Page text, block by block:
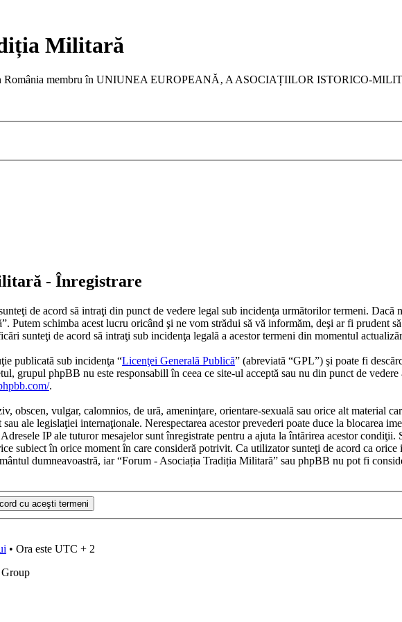
Militară
România membru în UNIUNEA EUROPEANĂ‚ A ASOCIAȚIILOR ISTORICO-
- Înregistrare
de acord să intraţi din punct de vedere legal sub incidenţa următorilor termeni. Dacă
Putem schimba acest lucru oricând şi ne vom strădui să vă informăm, deşi ar fi prudent
sunteţi de acord să intraţi sub incidenţa legală a acestor termeni din momentul
publicată sub incidenţa “Licenţei Generală Publică” (abreviată “GPL”) şi poate fi
grupul phpBB nu este responsabill în ceea ce site-ul acceptă sau nu din punct de
.
obscen, vulgar, calomnios, de ură, ameninţare, orientare-sexuală sau orice alt material
ale legislaţiei internaţionale. Nerespectarea acestor prevederi poate duce la blocarea
IP ale tuturor mesajelor sunt înregistrate pentru a ajuta la întărirea acestor
subiect în orice moment în care consideră potrivit. Ca utilizator sunteţi de acord ca
dumneavoastră, iar “Forum - Asociația Tradiția Militară” sau phpBB nu pot fi
• Ora este UTC + 2